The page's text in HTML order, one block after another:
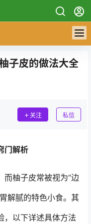
子皮的做法大全
关注 私信
门解析
而柚子皮常被视为“边
解腻的特色小食。其
，以下详述具体方法